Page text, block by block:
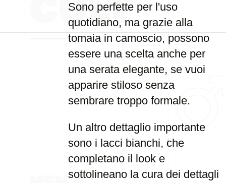
Sono perfette per l'uso
quotidiano, ma grazie alla
tomaia in camoscio, possono
essere una scelta anche per
una serata elegante, se vuoi
apparire stiloso senza
sembrare troppo formale.
Un altro dettaglio importante
sono i lacci bianchi, che
completano il look e
sottolineano la cura dei dettagli